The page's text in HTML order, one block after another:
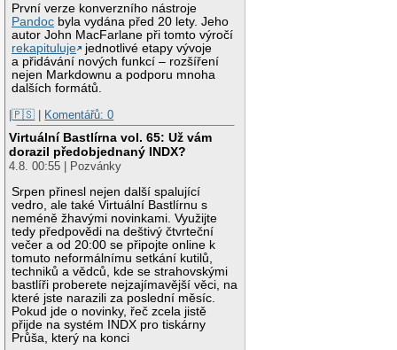
První verze konverzního nástroje
Pandoc byla vydána před 20 lety. Jeho
autor John MacFarlane při tomto výročí
rekapituluje
jednotlivé etapy vývoje
a přidávání nových funkcí – rozšíření
nejen Markdownu a podporu mnoha
dalších formátů.
|🇵🇸 | Komentářů: 0
Virtuální Bastlírna vol. 65: Už vám
dorazil předobjednaný INDX?
4.8. 00:55 | Pozvánky
Srpen přinesl nejen další spalující
vedro, ale také Virtuální Bastlírnu s
neméně žhavými novinkami. Využijte
tedy předpovědi na deštivý čtvrteční
večer a od 20:00 se připojte online k
tomuto neformálnímu setkání kutilů,
techniků a vědců, kde se strahovskými
bastlíři proberete nejzajímavější věci, na
které jste narazili za poslední měsíc.
Pokud jde o novinky, řeč zcela jistě
přijde na systém INDX pro tiskárny
Průša, který na konci